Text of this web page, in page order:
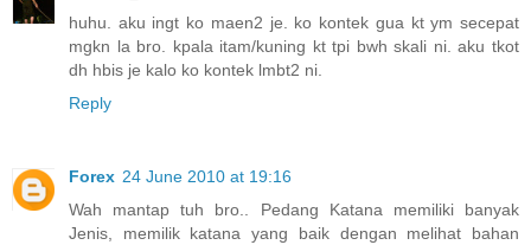
huhu. aku ingt ko maen2 je. ko kontek gua kt ym secepat
mgkn la bro. kpala itam/kuning kt tpi bwh skali ni. aku tkot
dh hbis je kalo ko kontek lmbt2 ni.
Reply
Forex 24 June 2010 at 19:16
Wah mantap tuh bro.. Pedang Katana memiliki banyak
Jenis, memilik katana yang baik dengan melihat bahan